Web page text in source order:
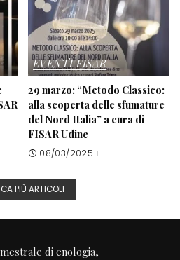
EVENTI FISAR
29 marzo: “Metodo Classico:
alla scoperta delle sfumature
del Nord Italia” a cura di
FISAR Udine
08/03/2025
PIÙ ARTICOLI
di enologia,